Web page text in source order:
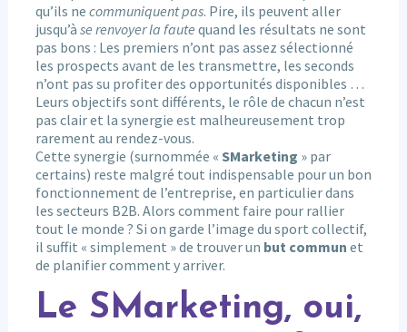
qu’ils ne communiquent pas. Pire, ils peuvent aller
jusqu’à se renvoyer la faute quand les résultats ne sont
pas bons : Les premiers n’ont pas assez sélectionné
les prospects avant de les transmettre, les seconds
n’ont pas su profiter des opportunités disponibles …
Leurs objectifs sont différents, le rôle de chacun n’est
pas clair et la synergie est malheureusement trop
rarement au rendez-vous.
Cette synergie (surnommée « SMarketing » par
certains) reste malgré tout indispensable pour un bon
fonctionnement de l’entreprise, en particulier dans
les secteurs B2B. Alors comment faire pour rallier
tout le monde ? Si on garde l’image du sport collectif,
il suffit « simplement » de trouver un but commun et
de planifier comment y arriver.
Le SMarketing, oui,